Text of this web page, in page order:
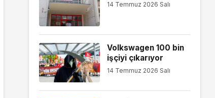
14 Temmuz 2026 Salı
Volkswagen 100 bin
işçiyi çıkarıyor
14 Temmuz 2026 Salı